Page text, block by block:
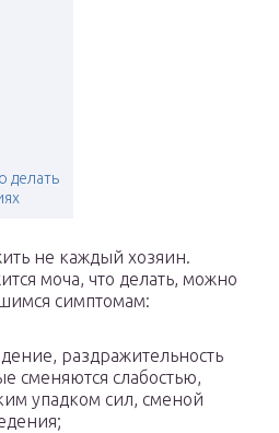
делать
не каждый хозяин.
моча, что делать, можно
симптомам:
раздражительность
сменяются слабостью,
упадком сил, сменой